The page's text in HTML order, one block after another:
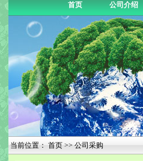
首页 公司介绍
当前位置： 首页 >> 公司采购